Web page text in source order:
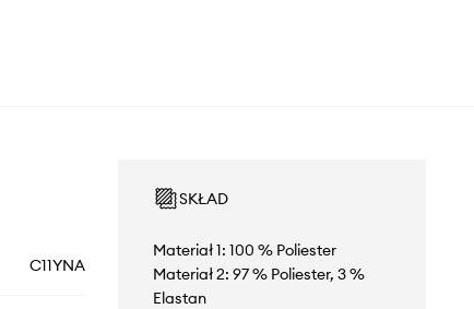
C11YNA
SKŁAD
Materiał 1: 100 % Poliester
Materiał 2: 97 % Poliester, 3 %
Elastan